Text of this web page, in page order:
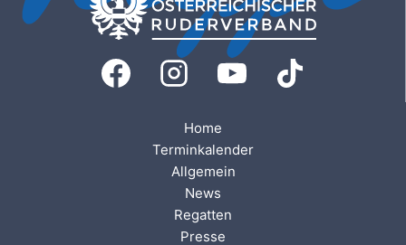
Home
Terminkalender
Allgemein
News
Regatten
Presse